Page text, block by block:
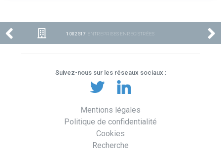
1 002 517 ENTREPRISES ENREGISTRÉES
Suivez-nous sur les réseaux sociaux :
Mentions légales
Politique de confidentialité
Cookies
Recherche